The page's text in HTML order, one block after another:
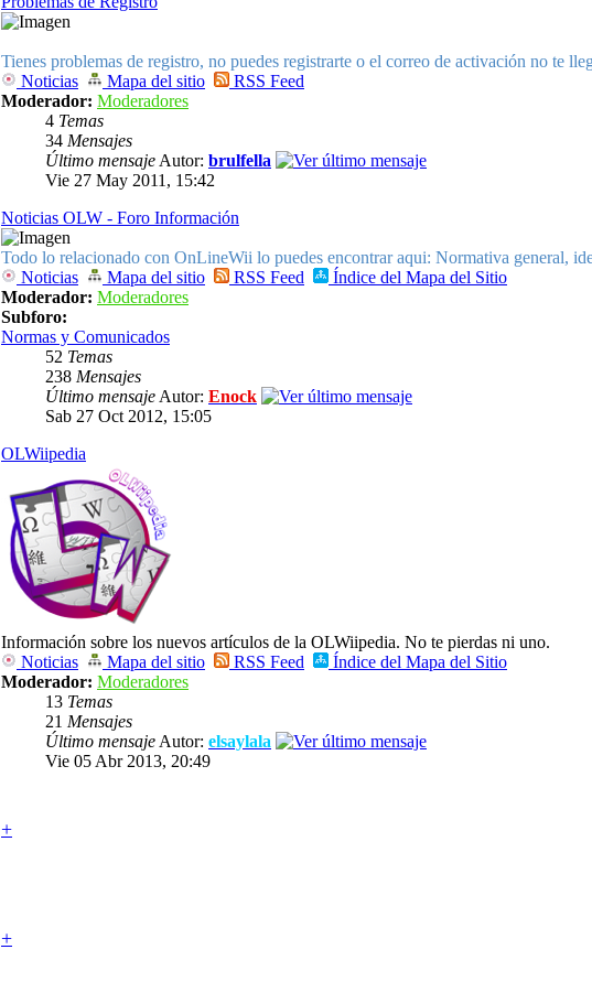
Tienes problemas de registro, no puedes registrarte o el correo de activación no te
Noticias
Mapa del sitio
RSS Feed
Moderador: Moderadores
4 Temas
34 Mensajes
Último mensaje Autor: brulfella
Vie 27 May 2011, 15:42
Noticias OLW - Foro Información
Todo lo relacionado con OnLineWii lo puedes encontrar aqui: Normativa general,
Noticias
Mapa del sitio RSS Feed
Índice del Mapa del Sitio
Moderador: Moderadores
Subforo:
Normas y Comunicados
52 Temas
238 Mensajes
Último mensaje Autor: Enock
Sab 27 Oct 2012, 15:05
OLWiipedia
Información sobre los nuevos artículos de la OLWiipedia. No te pierdas ni uno.
Noticias
Mapa del sitio RSS Feed
Índice del Mapa del Sitio
Moderador: Moderadores
13 Temas
21 Mensajes
Último mensaje Autor: elsaylala
Vie 05 Abr 2013, 20:49
+
+